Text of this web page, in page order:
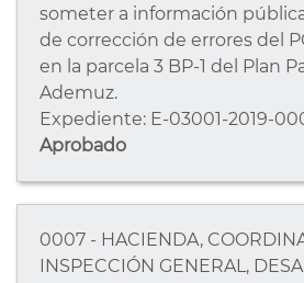
someter a información
de corrección de errores del
en la parcela 3 BP-1 del Plan
Ademuz.
Expediente: E-03001-2019-
Aprobado
0007 - HACIENDA,
INSPECCIÓN GENERAL,